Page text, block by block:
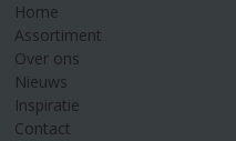
Home
Assortiment
Over ons
Nieuws
Inspiratie
Contact